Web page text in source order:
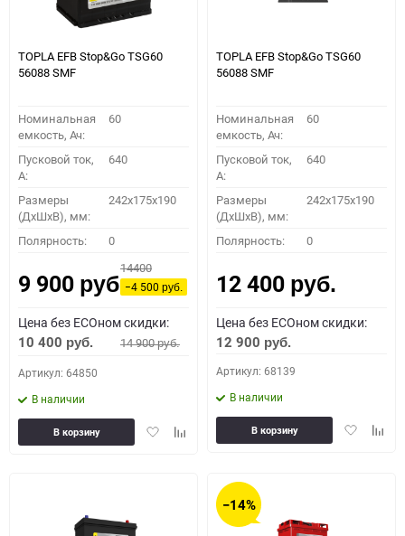
TOPLA EFB Stop&Go TSG60
56088 SMF
Номинальная
емкость, Ач:
60
Пусковой ток,
A:
640
Размеры
(ДхШхВ), мм:
242x175x190
Полярность: 0
9 900 руб.
14400
−4 500руб.
Цена без ECOном скидки:
10 400 руб. 14 900руб.
Артикул: 64850
В наличии
ДобавитьДобавить
В корзину
TOPLA EFB Stop&Go TSG60
56088 SMF
Номинальная
емкость, Ач:
60
Пусковой ток,
A:
640
Размеры
(ДхШхВ), мм:
242x175x190
Полярность: 0
12 400 руб.
Цена без ECOном скидки:
12 900 руб.
Артикул: 68139
В наличии
Добавить
В корзину
−14%